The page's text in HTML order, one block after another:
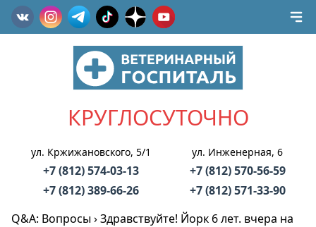
КРУГЛОСУТОЧНО
ул. Кржижановского, 5/1
+7 (812) 574-03-13
+7 (812) 389-66-26
ул. Инженерная, 6
+7 (812) 570-56-59
+7 (812) 571-33-90
Q&A: Вопросы›Здравствуйте! Йорк 6 лет. вчера на